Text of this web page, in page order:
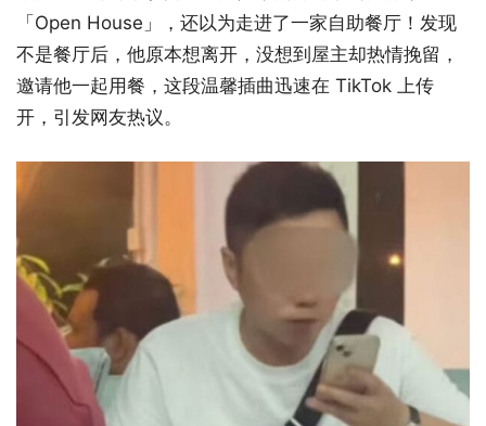
「Open House」，还以为走进了一家自助餐厅！发现
不是餐厅后，他原本想离开，没想到屋主却热情挽留，
邀请他一起用餐，这段温馨插曲迅速在 TikTok 上传
开，引发网友热议。